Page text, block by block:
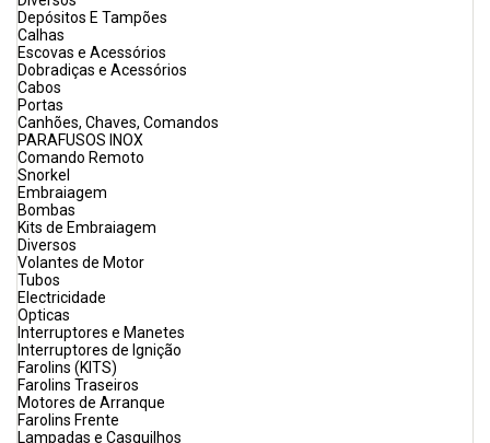
Depósitos E Tampões
Calhas
Escovas e Acessórios
Dobradiças e Acessórios
Cabos
Portas
Canhões, Chaves, Comandos
PARAFUSOS INOX
Comando Remoto
Snorkel
Embraiagem
Bombas
Kits de Embraiagem
Diversos
Volantes de Motor
Tubos
Electricidade
Opticas
Interruptores e Manetes
Interruptores de Ignição
Farolins (KITS)
Farolins Traseiros
Motores de Arranque
Farolins Frente
Lampadas e Casquilhos